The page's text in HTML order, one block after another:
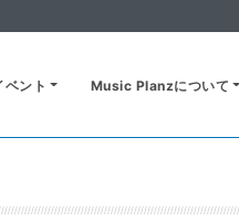
ベント Music Planzについて